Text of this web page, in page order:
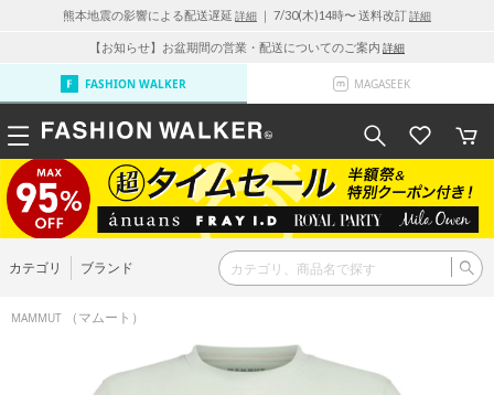
熊本地震の影響による配送遅延 詳細 ｜ 7/30(木)14時〜 送料改訂詳細
【お知らせ】お盆期間の営業・配送についてのご案内 詳細
FASHION WALKER MAGASEEK
カテゴリ ブランド
MAMMUT （マムート）